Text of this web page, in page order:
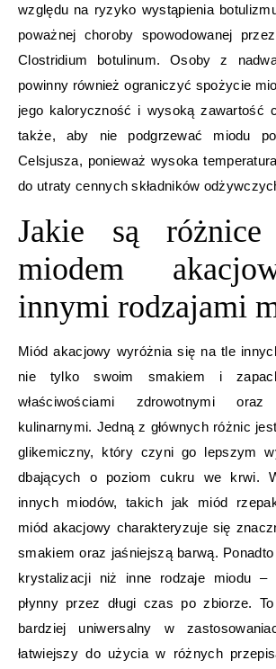
względu na ryzyko wystąpienia
poważnej choroby spowodowanej
Clostridium botulinum. Osoby z
powinny również ograniczyć spożycie
jego kaloryczność i wysoką zawartość
także, aby nie podgrzewać miodu
Celsjusza, ponieważ wysoka
do utraty cennych składników
Jakie są różnice
miodem
innymi rodzajami
Miód akacjowy wyróżnia się na tle
nie tylko swoim smakiem i
właściwościami zdrowotnymi oraz
kulinarnymi. Jedną z głównych różnic
glikemiczny, który czyni go lepszym
dbających o poziom cukru we krwi.
innych miodów, takich jak miód
miód akacjowy charakteryzuje się
smakiem oraz jaśniejszą barwą.
krystalizacji niż inne rodzaje miodu –
płynny przez długi czas po zbiorze.
bardziej uniwersalny w
łatwiejszy do użycia w różnych